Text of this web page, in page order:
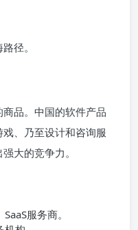
径。
品。中国的软件产品
戏、乃至设计和咨询服
大的竞争力。
服务商。